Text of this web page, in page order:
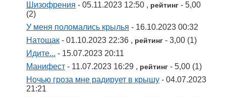
Шизофрения - 05.11.2023 12:50 , рейтинг - 5,00
(2)
У меня поломались крылья - 16.10.2023 00:32
Натощак - 01.10.2023 22:36 , рейтинг - 3,00 (1)
Идите... - 15.07.2023 20:11
Манифест - 11.07.2023 16:29 , рейтинг - 5,00 (1)
Ночью гроза мне радирует в крышу - 04.07.2023
21:21